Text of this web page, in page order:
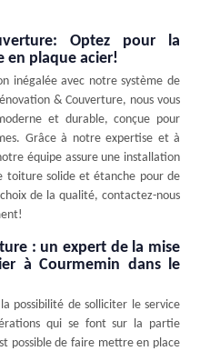
Optez pour la
en plaque acier!
inégalée avec notre système de
& Couverture, nous vous
et durable, conçue pour
Grâce à notre expertise et à
équipe assure une installation
toiture solide et étanche pour de
de la qualité, contactez-nous
: un expert de la mise
à Courmemin dans le
possibilité de solliciter le service
qui se font sur la partie
possible de faire mettre en place